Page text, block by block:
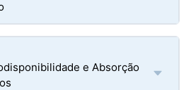
e Absorção